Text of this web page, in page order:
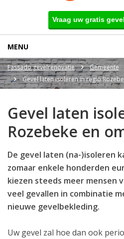
Vraag uw gratis
MENU
Fassado gevelrenovatie
Gemeente
Gevel laten isoleren in regio
Gevel laten
Rozebeke en
De gevel laten (na-)isoleren
zomaar enkele honderden
kiezen steeds meer mensen
veel gevallen in combinatie
nieuwe gevelbekleding.
Uw gevel zal hoe dan ook